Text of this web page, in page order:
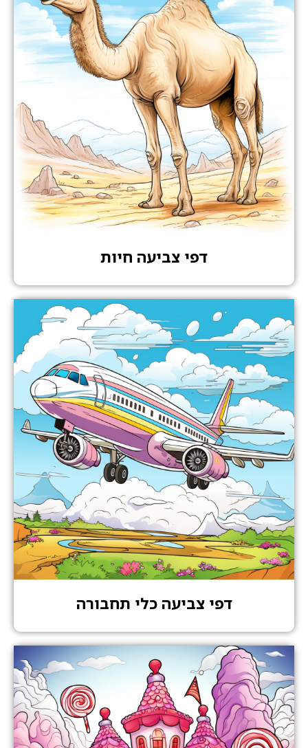
דפי צביעה חיות
דפי צביעה כלי תחבורה